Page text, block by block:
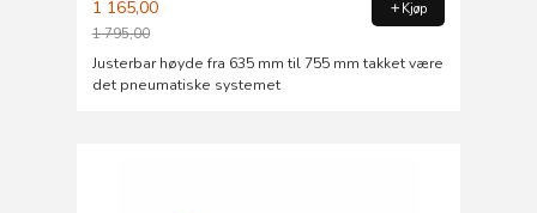
1 165,00
1 795,00
Rabatt
Kjøp
Justerbar høyde fra 635 mm til 755 mm takket være
det pneumatiske systemet